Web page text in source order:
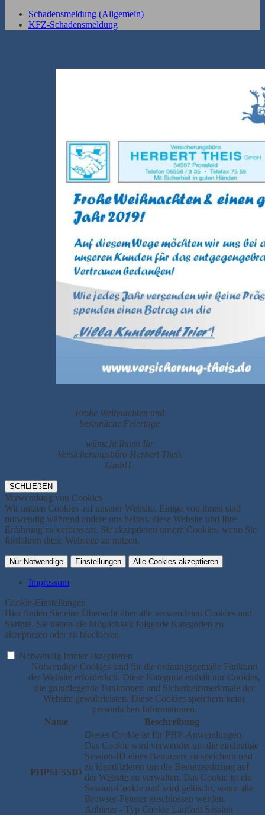
Schadensmeldung (Allgemein)
KFZ-Schadensmeldung
Frohe Weihnachten und
besinnliche Feiertage
wünscht Ihnen Ihr
Versicherungsbüro Herbert Theis
GmbH.
SCHLIEßEN
Verwendung von Cookies
Wir nutzen Cookies auf unserer Website. Einige von ihnen sind
notwendig während andere uns helfen, diese Website und Ihre
Erfahrung zu verbessern. Sie akzeptieren unsere Cookies, wenn Sie
fortfahren diese Webseite zu nutzen.
Nur Notwendige Einstellungen Alle Cookies akzeptieren
Impressum
Cookie-Einstellungen
Hier finden Sie eine Übersicht über alle verwendeten Cookies und
Skripte. Sie haben die Möglichkeit folgende Kategorien zu
akzeptieren oder zu blockieren.
Notwendig Immer akzeptieren
Notwendige Cookies sind für die ordnungsgemäße Funktion
der Website erforderlich. Diese Kategorie enthält nur Cookies,
die grundlegende Funktionen und Sicherheitsmerkmale der
Website gewährleisten. Diese Cookies speichern keine
persönlichen Informationen.
Name
Beschreibung
PHPSESSID
Dieses Cookie ist für PHP-Anwendungen.
Das Cookie wird verwendet um die eindeutige
Session-ID eines Benutzers zu speichern und
zu identifizieren um die Benutzersitzung auf
der Website zu verwalten. Das Cookie ist ein
Session-Cookie und wird gelöscht, wenn alle
Browser-Fenster geschlossen werden.
Anbieter - Typ Cookie Laufzeit Session